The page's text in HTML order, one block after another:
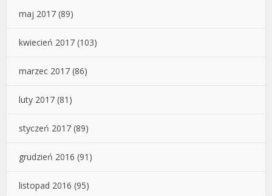
maj 2017 (89)
kwiecień 2017 (103)
marzec 2017 (86)
luty 2017 (81)
styczeń 2017 (89)
grudzień 2016 (91)
listopad 2016 (95)